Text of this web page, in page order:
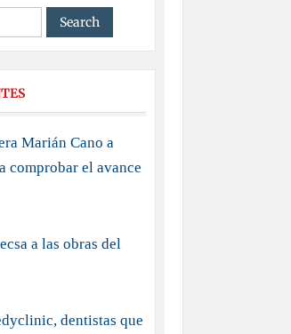
Marián Cano a
comprobar el avance
a las obras del
dentistas que